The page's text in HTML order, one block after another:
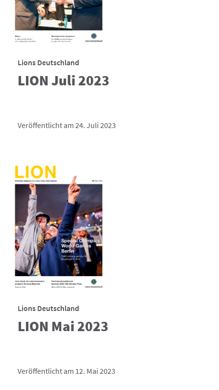
Lions Deutschland
LION Juli 2023
Veröffentlicht am 24. Juli 2023
Lions Deutschland
LION Mai 2023
Veröffentlicht am 12. Mai 2023